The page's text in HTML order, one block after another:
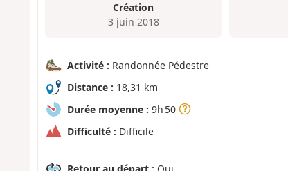
Création
3 juin 2018
Activité : Randonnée Pédestre
Distance : 18,31 km
Durée moyenne : 9h 50
Difficulté : Difficile
Retour au départ : Oui